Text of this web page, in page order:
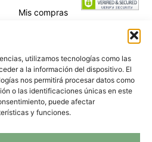
utilizamos tecnologías como las
a la información del dispositivo. El
nos permitirá procesar datos como
o las identificaciones únicas en este
puede afectar
y funciones.
Mis compras